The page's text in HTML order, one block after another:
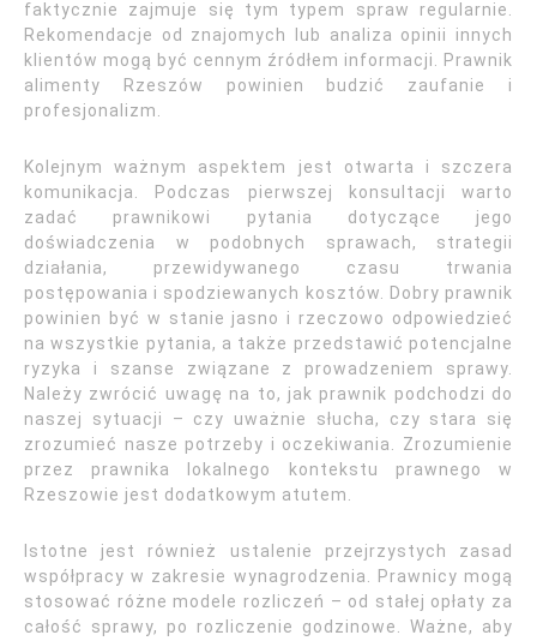
faktycznie zajmuje się tym typem spraw regularnie.
Rekomendacje od znajomych lub analiza opinii innych
klientów mogą być cennym źródłem informacji. Prawnik
alimenty Rzeszów powinien budzić zaufanie i
profesjonalizm.
Kolejnym ważnym aspektem jest otwarta i szczera
komunikacja. Podczas pierwszej konsultacji warto
zadać prawnikowi pytania dotyczące jego
doświadczenia w podobnych sprawach, strategii
działania, przewidywanego czasu trwania
postępowania i spodziewanych kosztów. Dobry prawnik
powinien być w stanie jasno i rzeczowo odpowiedzieć
na wszystkie pytania, a także przedstawić potencjalne
ryzyka i szanse związane z prowadzeniem sprawy.
Należy zwrócić uwagę na to, jak prawnik podchodzi do
naszej sytuacji – czy uważnie słucha, czy stara się
zrozumieć nasze potrzeby i oczekiwania. Zrozumienie
przez prawnika lokalnego kontekstu prawnego w
Rzeszowie jest dodatkowym atutem.
Istotne jest również ustalenie przejrzystych zasad
współpracy w zakresie wynagrodzenia. Prawnicy mogą
stosować różne modele rozliczeń – od stałej opłaty za
całość sprawy, po rozliczenie godzinowe. Ważne, aby